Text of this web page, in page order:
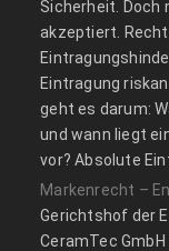
Sicherheit. Doch
akzeptiert.
Eintragung
geht es darum:
und wann liegt
vor? Absolute
Markenrecht –
Gerichtshof der
CeramTec